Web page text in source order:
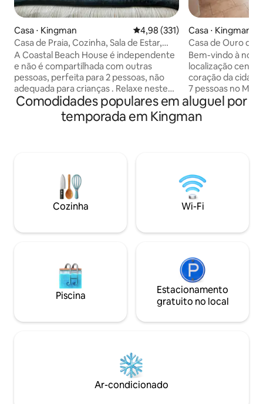
Casa ⋅ Kingman 4,98 de uma avaliação média de
4,98 (331)
Casa de Praia, Cozinha, Sala de Estar,
Quarto, Wi-Fi, Banheira de
Hidromassagem
A Coastal Beach House é independente
e não é compartilhada com outras
pessoas, perfeita para 2 pessoas, não
adequada para crianças . Relaxe neste
espaço calmo, tranquilo e privado e é
uma casa de hóspedes atrás da Unidade
A. Com entrada sem chave, 10" Qn Bed
eletrodomésticos. Fogão e Forno,
Torradeira, Cafeteira, TVs com lareira,
sala de estar de tamanho completo
separada da cozinha e do quarto, Mini-
Traseira, Churrasqueira, quintal
Casa ⋅ Kingman
Casa de Ouro do
Garagem!)
Bem-vindo à
localização
coração da
7 pessoas no
cozinha
lavanderia,
quintal
As opções de
uma mesa de
na sala de estar e
livros, quebra-
veículo elétrico
Comodidades populares em aluguel por
temporada em Kingman
Cozinha Wi-Fi
Piscina
Estacionamento
gratuito no local
Ar-condicionado